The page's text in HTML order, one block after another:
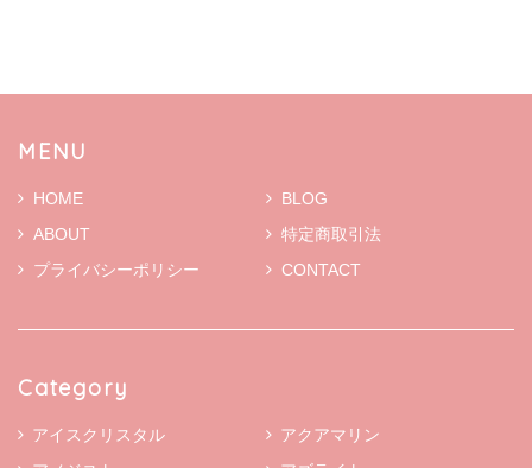
MENU
HOME
BLOG
ABOUT
特定商取引法
プライバシーポリシー
CONTACT
Category
アイスクリスタル
アクアマリン